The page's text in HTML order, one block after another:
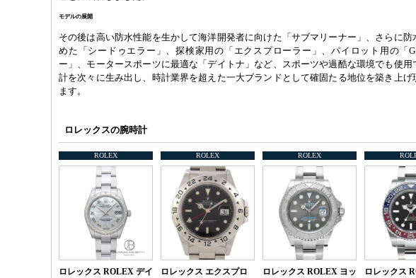
モデルの展開
その後は高い防水性能を生かして海洋開発者に向けた「サブマリーナー」、さらに防
めた「シードゥエラー」、探検家用の「エクスプローラー」、パイロット用の「
ー」、モータースポーツに最適な「デイトナ」など、スポーツや過酷な環境でも使用
計を次々に生み出し、時計業界を超えた一大ブランドとして確固たる地位を築き上げ
ます。
ロレックスの腕時計
ROLEX
ロレックス ROLEX デイ
ROLEX
ロレックス エクスプロ
ROLEX
ロレックス ROLEX ヨッ
ロレックス